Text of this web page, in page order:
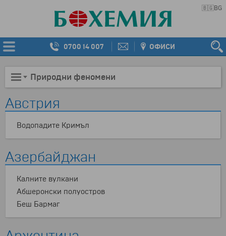
🇧🇬BG
0700 14 007 ОФИСИ
Природни феномени
Австрия
Водопадите Кримъл
Азербайджан
Kалните вулкани
Абшеронски полуостров
Беш Бармаг